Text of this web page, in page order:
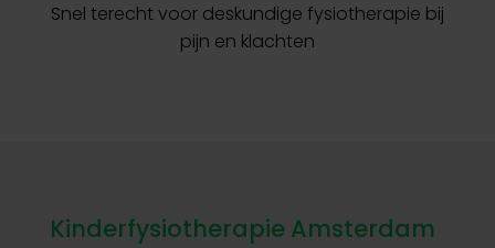
Snel terecht voor deskundige fysiotherapie bij
pijn en klachten
Kinderfysiotherapie Amsterdam